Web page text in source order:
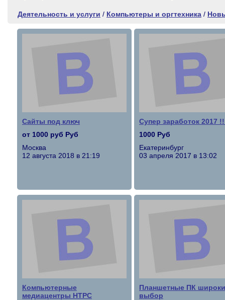
Деятельность и услуги / Компьютеры и оргтехника /
Сайты под ключ
от 1000 руб Руб
Москва
12 августа 2018 в 21:19
Супер заработок 2017
1000 Руб
Екатеринбург
03 апреля 2017 в 13:02
Компьютерные
медиацентры HTPC
Планшетные ПК
выбор